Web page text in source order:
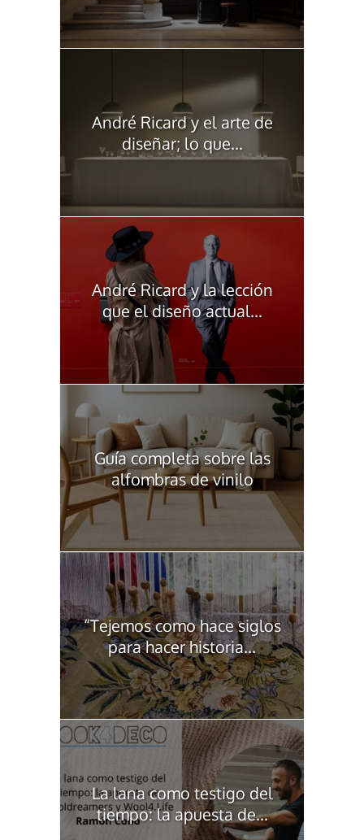
André Ricard y el arte de
diseñar; lo que...
André Ricard y la lección
que el diseño actual...
Guía completa sobre las
alfombras de vinilo
“Tejemos como hace siglos
para hacer historia...
La lana como testigo del
tiempo: la apuesta de...